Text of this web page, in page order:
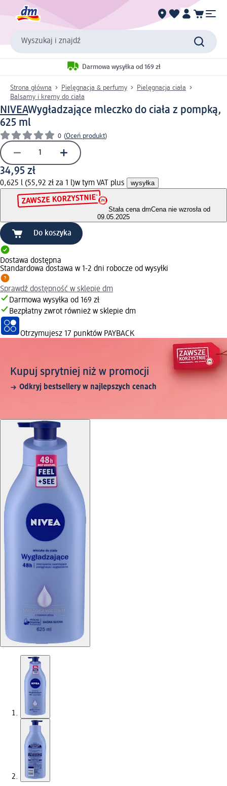
Wyszukaj i znajdź
Darmowa wysyłka od 169 zł
Strona główna Pielęgnacja & perfumy
Pielęgnacja ciała
Balsamy i kremy do ciała
NIVEAWygładzające mleczko do ciała z pompką,
625 ml
0 (Oceń produkt)
34,95 zł
0,625 l (55,92 zł za 1 l)w tym VAT plus wysyłka
Stała cena dmCena nie wzrosła od
09.05.2025
Do koszyka
Dostawa dostępna
Standardowa dostawa w 1-2 dni robocze od wysyłki
Sprawdź dostępność w sklepie dm
Darmowa wysyłka od 169 zł
Bezpłatny zwrot również w sklepie dm
Otrzymujesz 17 punktów PAYBACK
Kupuj sprytniej niż w promocji
Odkryj bestsellery w najlepszych cenach